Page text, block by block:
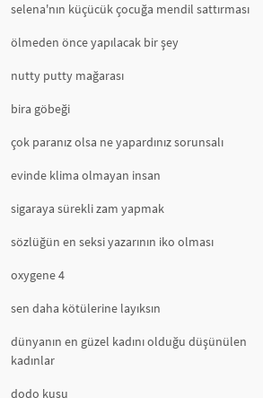
selena'nın küçücük çocuğa mendil sattırması
ölmeden önce yapılacak bir şey
nutty putty mağarası
bira göbeği
çok paranız olsa ne yapardınız sorunsalı
evinde klima olmayan insan
sigaraya sürekli zam yapmak
sözlüğün en seksi yazarının iko olması
oxygene 4
sen daha kötülerine layıksın
dünyanın en güzel kadını olduğu düşünülen
kadınlar
dodo kuşu